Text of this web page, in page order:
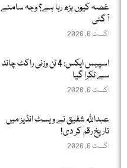
غصہ کیوں بڑھ رہا ہے؟ وجہ سامنے
آ گئی
اگست 6, 2026
اسپیس ایکس: 4 ٹن وزنی راکٹ چاند
سے ٹکرا گیا
اگست 6, 2026
عبداللّٰہ شفیق نے ویسٹ انڈیز میں
تاریخ رقم کر دی!
اگست 6, 2026